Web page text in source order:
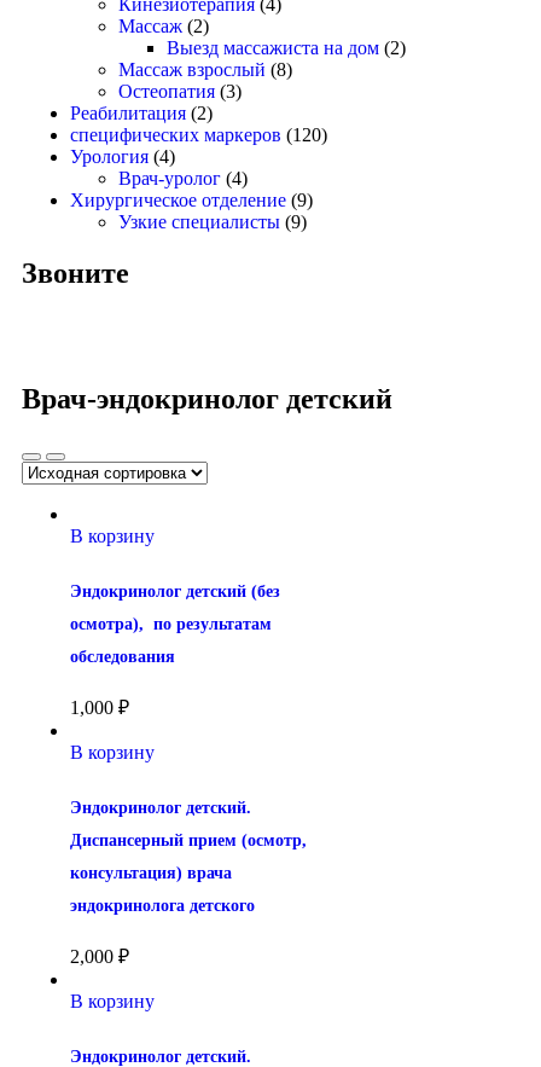
Массаж (2)
Выезд массажиста на дом (2)
Массаж взрослый (8)
Остеопатия (3)
Реабилитация (2)
специфических маркеров (120)
Урология (4)
Врач-уролог (4)
Хирургическое отделение (9)
Узкие специалисты (9)
Звоните
Врач-эндокринолог детский
В корзину
Эндокринолог детский (без
осмотра),  по результатам
обследования
1,000 ₽
В корзину
Эндокринолог детский.
Диспансерный прием (осмотр,
консультация) врача
эндокринолога детского
2,000 ₽
В корзину
Эндокринолог детский.